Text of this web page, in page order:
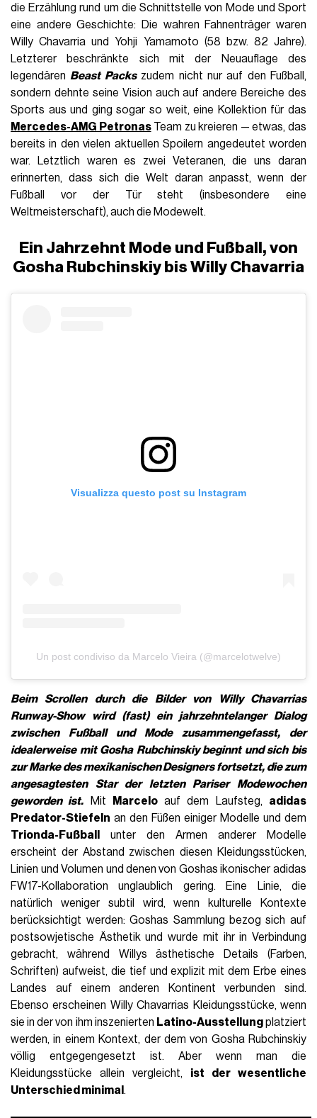
die Erzählung rund um die Schnittstelle von Mode und Sport
eine andere Geschichte: Die wahren Fahnenträger waren
Willy Chavarria und Yohji Yamamoto (58 bzw. 82 Jahre).
Letzterer beschränkte sich mit der Neuauflage des
legendären Beast Packszudem nicht nur auf den Fußball,
sondern dehnte seine Vision auch auf andere Bereiche des
Sports aus und ging sogar so weit, eine Kollektion für das
Mercedes-AMG PetronasTeam zu kreieren — etwas, das
bereits in den vielen aktuellen Spoilern angedeutet worden
war. Letztlich waren es zwei Veteranen, die uns daran
erinnerten, dass sich die Welt daran anpasst, wenn der
Fußball vor der Tür steht (insbesondere eine
Weltmeisterschaft), auch die Modewelt.
Ein Jahrzehnt Mode und Fußball, von
Gosha Rubchinskiy bis Willy Chavarria
Visualizza questo post su Instagram
Un post condiviso da Marcelo Vieira (@marcelotwelve)
Beim Scrollen durch die Bilder von Willy Chavarrias
Runway-Show wird (fast) ein jahrzehntelanger Dialog
zwischen Fußball und Mode zusammengefasst, der
idealerweise mit Gosha Rubchinskiy beginnt und sich bis
zur Marke des mexikanischen Designers fortsetzt, die zum
angesagtesten Star der letzten Pariser Modewochen
geworden ist. Mit Marceloauf dem Laufsteg, adidas
Predator-Stiefeln an den Füßen einiger Modelle und dem
Trionda-Fußball
unter den Armen anderer Modelle
erscheint der Abstand zwischen diesen Kleidungsstücken,
Linien und Volumen und denen von Goshas ikonischer adidas
FW17-Kollaboration unglaublich gering. Eine Linie, die
natürlich weniger subtil wird, wenn kulturelle Kontexte
berücksichtigt werden: Goshas Sammlung bezog sich auf
postsowjetische Ästhetik und wurde mit ihr in Verbindung
gebracht, während Willys ästhetische Details (Farben,
Schriften) aufweist, die tief und explizit mit dem Erbe eines
Landes auf einem anderen Kontinent verbunden sind.
Ebenso erscheinen Willy Chavarrias Kleidungsstücke, wenn
sie in der von ihm inszenierten Latino-Ausstellungplatziert
werden, in einem Kontext, der dem von Gosha Rubchinskiy
völlig entgegengesetzt ist. Aber wenn man die
Kleidungsstücke allein vergleicht, ist der wesentliche
Unterschied minimal .